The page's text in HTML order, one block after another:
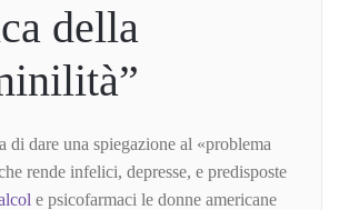
della
di dare una spiegazione al «problema
rende infelici, depresse, e predisposte
e psicofarmaci le donne americane